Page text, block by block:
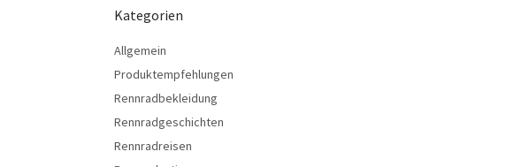
Kategorien
Allgemein
Produktempfehlungen
Rennradbekleidung
Rennradgeschichten
Rennradreisen